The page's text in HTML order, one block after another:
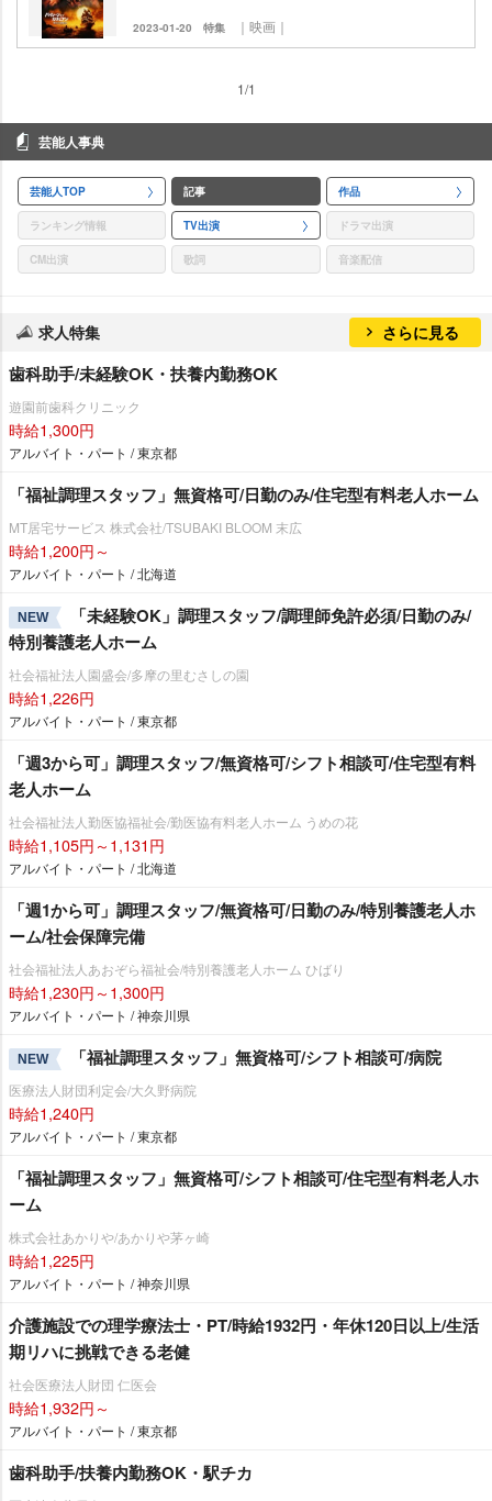
2023-01-20 特集 ｜映画｜
1/1
芸能人事典
芸能人TOP 記事 作品
ランキング情報 TV出演 ドラマ出演
CM出演 歌詞 音楽配信
求人特集 さらに見る
歯科助手/未経験OK・扶養内勤務OK
遊園前歯科クリニック
時給1,300円
アルバイト・パート / 東京都
「福祉調理スタッフ」無資格可/日勤のみ/住宅型有料老人ホーム
MT居宅サービス 株式会社/TSUBAKI BLOOM 末広
時給1,200円～
アルバイト・パート / 北海道
NEW
「未経験OK」調理スタッフ/調理師免許必須/日勤のみ/
特別養護老人ホーム
社会福祉法人園盛会/多摩の里むさしの園
時給1,226円
アルバイト・パート / 東京都
「週3から可」調理スタッフ/無資格可/シフト相談可/住宅型有料
老人ホーム
社会福祉法人勤医協福祉会/勤医協有料老人ホーム うめの花
時給1,105円～1,131円
アルバイト・パート / 北海道
「週1から可」調理スタッフ/無資格可/日勤のみ/特別養護老人ホ
ーム/社会保障完備
社会福祉法人あおぞら福祉会/特別養護老人ホーム ひばり
時給1,230円～1,300円
アルバイト・パート / 神奈川県
NEW 「福祉調理スタッフ」無資格可/シフト相談可/病院
医療法人財団利定会/大久野病院
時給1,240円
アルバイト・パート / 東京都
「福祉調理スタッフ」無資格可/シフト相談可/住宅型有料老人ホ
ーム
株式会社あかりや/あかりや茅ヶ崎
時給1,225円
アルバイト・パート / 神奈川県
介護施設での理学療法士・PT/時給1932円・年休120日以上/生活
期リハに挑戦できる老健
社会医療法人財団 仁医会
時給1,932円～
アルバイト・パート / 東京都
歯科助手/扶養内勤務OK・駅チカ